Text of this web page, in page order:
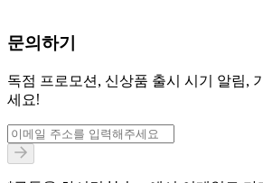
문의하기
독점 프로모션, 신상품 출시 시기 알림,
세요!